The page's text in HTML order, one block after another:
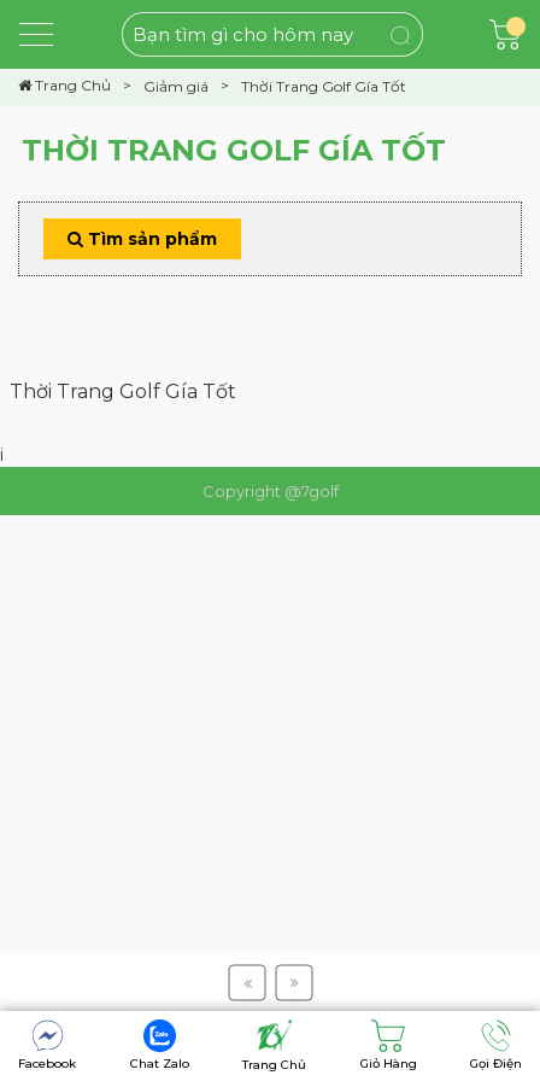
Trang Chủ Giảm giá Thời Trang Golf Gía Tốt
THỜI TRANG GOLF GÍA TỐT
Tìm sản phẩm
Thời Trang Golf Gía Tốt
i
Copyright @7golf
Facebook Chat Zalo Trang Chủ Giỏ Hàng Gọi Điện